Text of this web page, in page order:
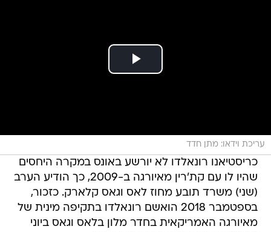
עריכת וידאו: מתן חדד
כריסטיאנו רונאלדו לא יורשע באונס במקרה היחסים
שהיו לו עם קת'רין מאיורגה ב-2009, כך הודיע הערב
(שני) משרד תובע מחוז לאס וגאס קלארק. כזכור,
בספטמבר 2018 הואשם רונאלדו בתקיפה מינית של
מאיורגה האמריקאית בחדר מלון בלאס וגאס ביוני